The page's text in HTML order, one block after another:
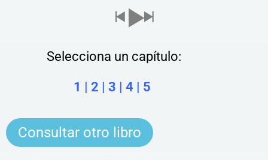
Selecciona un capítulo:
1 | 2 |3 | 4 | 5
Consultar otro libro